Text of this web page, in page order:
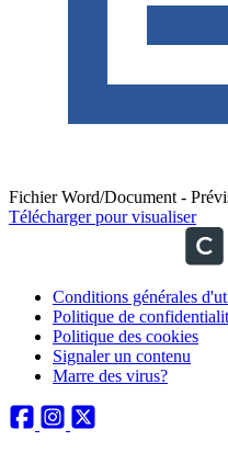
Fichier Word/Document -
Télécharger pour visualiser
Conditions générales
Politique de
Politique des cookies
Signaler un contenu
Marre des virus?